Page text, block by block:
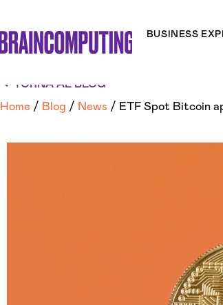
BUSINESS
TORNA AL BLOG
Home / Blog / News / ETF Spot Bitcoin